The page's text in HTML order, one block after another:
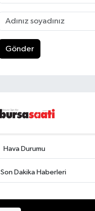
Gönder
Hava Durumu
Son Dakika Haberleri